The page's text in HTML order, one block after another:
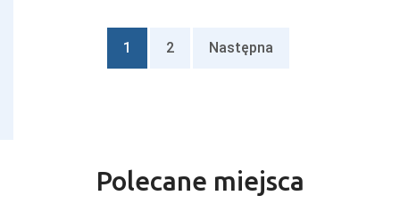
1 2 Następna
Polecane miejsca